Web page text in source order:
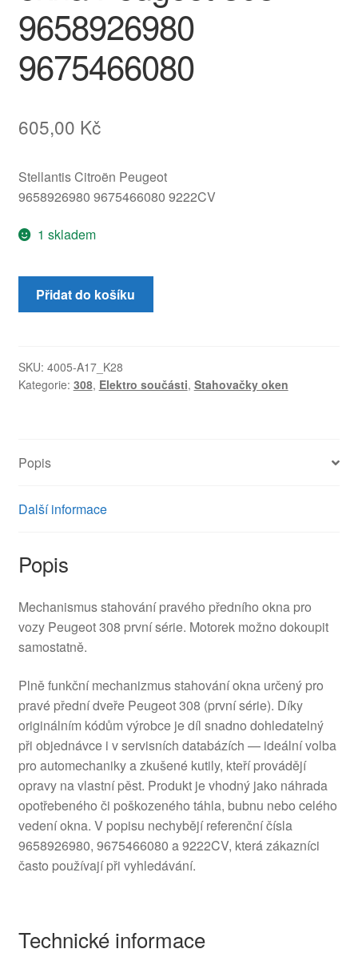
9658926980
9675466080
605,00 Kč
Stellantis Citroën Peugeot
9658926980 9675466080 9222CV
1 skladem
Mechanismus
stahování
Peugeot
308
Přidat do košíku
SKU: 4005-A17_K28
Kategorie: 308, Elektro součásti, Stahovačky oken
Popis
Další informace
Popis
Mechanismus stahování pravého předního okna pro
vozy Peugeot 308 první série. Motorek možno dokoupit
samostatně.
Plně funkční mechanizmus stahování okna určený pro
pravé přední dveře Peugeot 308 (první série). Díky
originálním kódům výrobce je díl snadno dohledatelný
při objednávce i v servisních databázích — ideální volba
pro automechaniky a zkušené kutily, kteří provádějí
opravy na vlastní pěst. Produkt je vhodný jako náhrada
opotřebeného či poškozeného táhla, bubnu nebo celého
vedení okna. V popisu nechybějí referenční čísla
9658926980, 9675466080 a 9222CV, která zákazníci
často používají při vyhledávání.
Technické informace